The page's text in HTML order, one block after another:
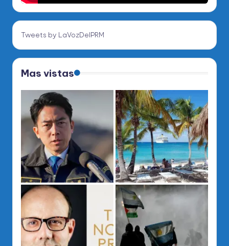
Tweets by LaVozDelPRM
Mas vistas